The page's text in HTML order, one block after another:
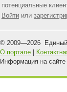
потенциальные
Войти или
© 2009—2026 Единый
О портале
Информация на